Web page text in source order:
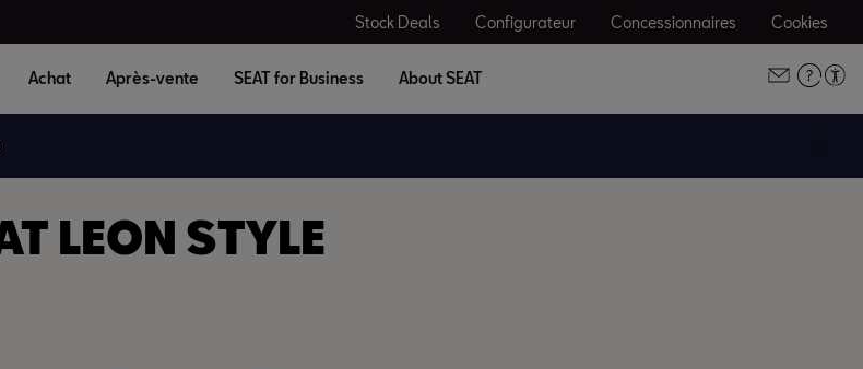
Stock Deals Configurateur Concessionnaires Cookies
Achat Après-vente SEAT for Business About SEAT
LEON STYLE